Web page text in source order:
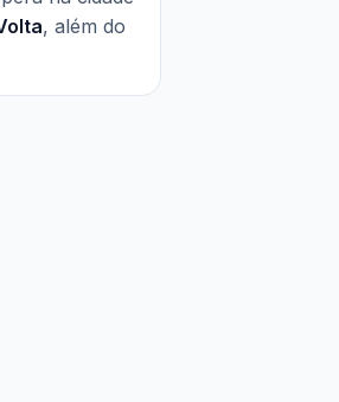
, além do